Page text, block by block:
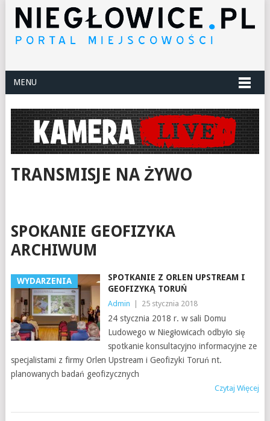
MENU
TRANSMISJE NA ŻYWO
SPOKANIE GEOFIZYKA
ARCHIWUM
WYDARZENIA
SPOTKANIE Z ORLEN UPSTREAM I
GEOFIZYKĄ TORUŃ
Admin 25 stycznia 2018
24 stycznia 2018 r. w sali Domu
Ludowego w Niegłowicach odbyło się
spotkanie konsultacyjno informacyjne ze
specjalistami z firmy Orlen Upstream i Geofizyki Toruń nt.
planowanych badań geofizycznych
Czytaj Więcej